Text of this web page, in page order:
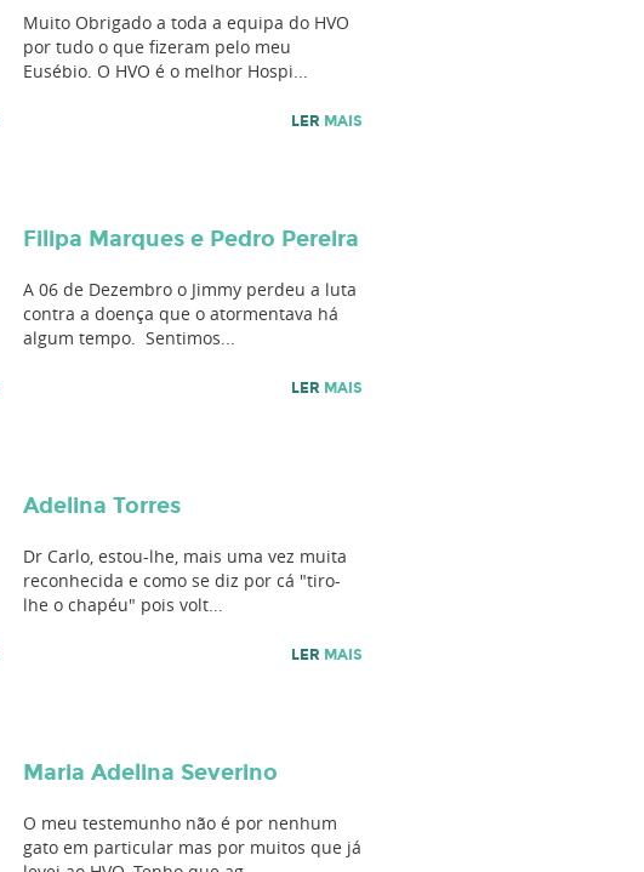
Muito Obrigado a toda a equipa do HVO
por tudo o que fizeram pelo meu
Eusébio. O HVO é o melhor Hospi...
LER MAIS
Filipa Marques e Pedro Pereira
A 06 de Dezembro o Jimmy perdeu a luta
contra a doença que o atormentava há
algum tempo. Sentimos...
LER MAIS
Adelina Torres
Dr Carlo, estou-lhe, mais uma vez muita
reconhecida e como se diz por cá "tiro-
lhe o chapéu" pois volt...
LER MAIS
Maria Adelina Severino
O meu testemunho não é por nenhum
gato em particular mas por muitos que já